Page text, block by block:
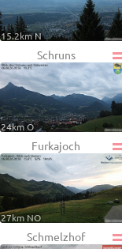
15.2km N
Schruns
24km O
Furkajoch
27km NO
Schmelzhof